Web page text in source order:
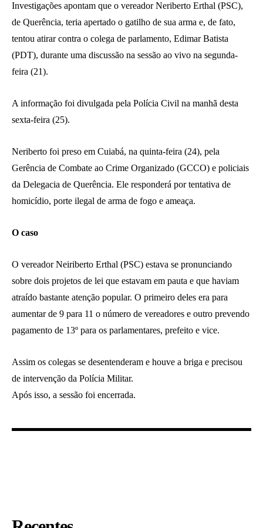
Investigações apontam que o vereador Neriberto Erthal (PSC),
de Querência, teria apertado o gatilho de sua arma e, de fato,
tentou atirar contra o colega de parlamento, Edimar Batista
(PDT), durante uma discussão na sessão ao vivo na segunda-
feira (21).
A informação foi divulgada pela Polícia Civil na manhã desta
sexta-feira (25).
Neriberto foi preso em Cuiabá, na quinta-feira (24), pela
Gerência de Combate ao Crime Organizado (GCCO) e policiais
da Delegacia de Querência. Ele responderá por tentativa de
homicídio, porte ilegal de arma de fogo e ameaça.
O caso
O vereador Neiriberto Erthal (PSC) estava se pronunciando
sobre dois projetos de lei que estavam em pauta e que haviam
atraído bastante atenção popular. O primeiro deles era para
aumentar de 9 para 11 o número de vereadores e outro prevendo
pagamento de 13º para os parlamentares, prefeito e vice.
Assim os colegas se desentenderam e houve a briga e precisou
de intervenção da Polícia Militar.
Após isso, a sessão foi encerrada.